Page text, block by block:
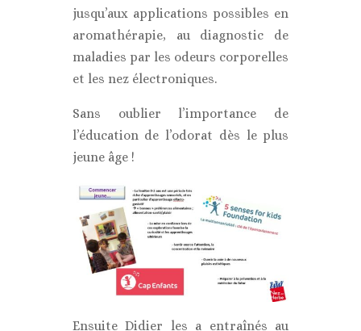
jusqu’aux applications possibles en
aromathérapie, au diagnostic de
maladies par les odeurs corporelles
et les nez électroniques.
Sans oublier l’importance de
l’éducation de l’odorat dès le plus
jeune âge !
Ensuite Didier les a entraînés au